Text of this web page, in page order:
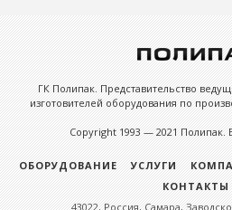
ГК Полипак. Представительство
изготовителей оборудования по
Copyright 1993 — 2021
ОБОРУДОВАНИЕ УСЛУГИ
КОНТАКТЫ
43022, Россия, Самара,